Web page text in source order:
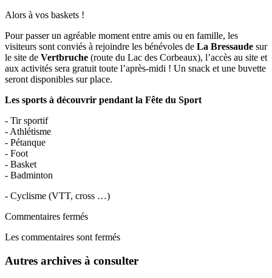
Alors à vos baskets !
Pour passer un agréable moment entre amis ou en famille, les
visiteurs sont conviés à rejoindre les bénévoles de La Bressaude sur
le site de Vertbruche (route du Lac des Corbeaux), l’accès au site et
aux activités sera gratuit toute l’après-midi ! Un snack et une buvette
seront disponibles sur place.
Les sports à découvrir pendant la Fête du Sport
- Tir sportif
- Athlétisme
- Pétanque
- Foot
- Basket
- Badminton
- Cyclisme (VTT, cross …)
Commentaires fermés
Les commentaires sont fermés
Autres archives à consulter